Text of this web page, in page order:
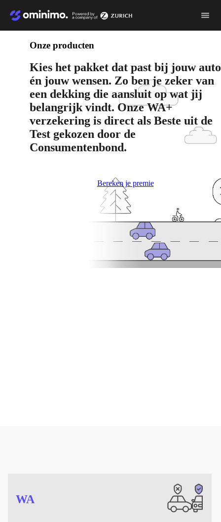
Onze producten
Kies het pakket dat past bij jouw auto
én jouw wensen. Zo ben je zeker van
een dekking die aansluit op wat jij
belangrijk vindt. Onze WA+
verzekering is direct als Beste uit de
Test gekozen door de
Consumentenbond.
Bereken je premie
file
WA
Image